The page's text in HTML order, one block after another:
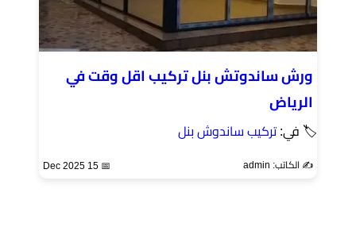
ورش ساندوتش بنل تركيب اقل وقت في
الرياض
🏷 في:تركيب ساندوش بنل
✍️ الكاتب: admin 📅 15 Dec 2025